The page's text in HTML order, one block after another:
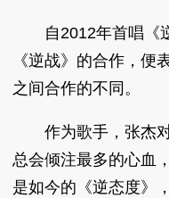
自2012年首唱《逆
《逆战》的合作，便
之间合作的不同。
作为歌手，张杰对
总会倾注最多的心血
是如今的《逆态度》